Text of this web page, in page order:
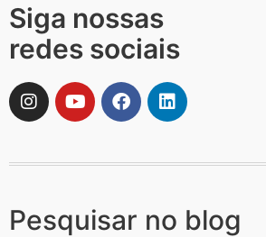
Siga nossas
redes sociais
Pesquisar no blog